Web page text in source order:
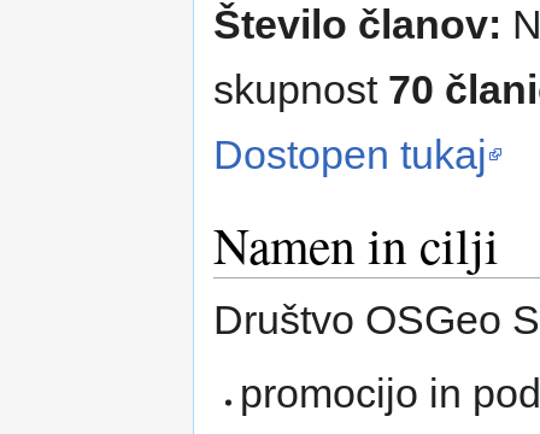
Število članov:
skupnost 70
Dostopen tukaj
Namen in cilji
Društvo OSGeo
promocijo in